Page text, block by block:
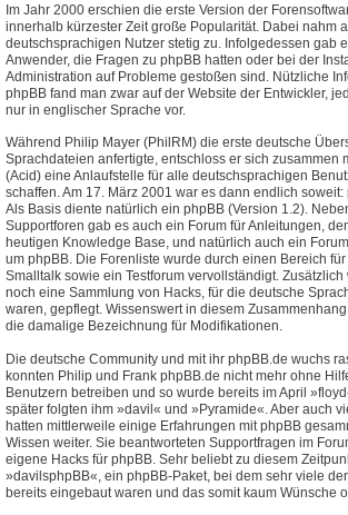
Im Jahr 2000 erschien die erste Version der
innerhalb kürzester Zeit große Popularität. Dabei nahm
deutschsprachigen Nutzer stetig zu. Infolgedessen gab
Anwender, die Fragen zu phpBB hatten oder bei der
Administration auf Probleme gestoßen sind. Nützliche
phpBB fand man zwar auf der Website der Entwickler,
nur in englischer Sprache vor.
Während Philip Mayer (PhilRM) die erste deutsche
Sprachdateien anfertigte, entschloss er sich zusammen
(Acid) eine Anlaufstelle für alle deutschsprachigen
schaffen. Am 17. März 2001 war es dann endlich
Als Basis diente natürlich ein phpBB (Version 1.2).
Supportforen gab es auch ein Forum für Anleitungen,
heutigen Knowledge Base, und natürlich auch ein
um phpBB. Die Forenliste wurde durch einen Bereich
Smalltalk sowie ein Testforum vervollständigt.
noch eine Sammlung von Hacks, für die deutsche
waren, gepflegt. Wissenswert in diesem
die damalige Bezeichnung für Modifikationen.
Die deutsche Community und mit ihr phpBB.de wuchs
konnten Philip und Frank phpBB.de nicht mehr ohne
Benutzern betreiben und so wurde bereits im April
später folgten ihm »davil« und »Pyramide«. Aber auch
hatten mittlerweile einige Erfahrungen mit phpBB
Wissen weiter. Sie beantworteten Supportfragen im
eigene Hacks für phpBB. Sehr beliebt zu diesem
»davilsphpBB«, ein phpBB-Paket, bei dem sehr viele
bereits eingebaut waren und das somit kaum Wünsche